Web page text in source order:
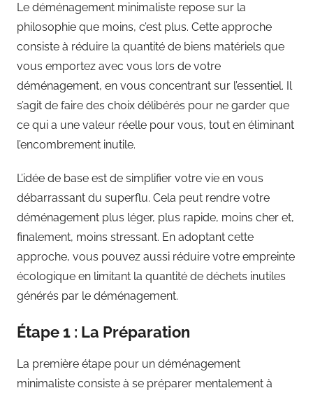
Le déménagement minimaliste repose sur la
philosophie que moins, c’est plus. Cette approche
consiste à réduire la quantité de biens matériels que
vous emportez avec vous lors de votre
déménagement, en vous concentrant sur l’essentiel. Il
s’agit de faire des choix délibérés pour ne garder que
ce qui a une valeur réelle pour vous, tout en éliminant
l’encombrement inutile.
L’idée de base est de simplifier votre vie en vous
débarrassant du superflu. Cela peut rendre votre
déménagement plus léger, plus rapide, moins cher et,
finalement, moins stressant. En adoptant cette
approche, vous pouvez aussi réduire votre empreinte
écologique en limitant la quantité de déchets inutiles
générés par le déménagement.
Étape 1 : La Préparation
La première étape pour un déménagement
minimaliste consiste à se préparer mentalement à